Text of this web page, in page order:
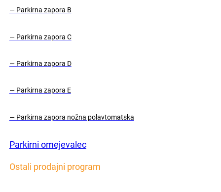
— Parkirna zapora B
— Parkirna zapora C
— Parkirna zapora D
— Parkirna zapora E
— Parkirna zapora nožna polavtomatska
Parkirni omejevalec
Ostali prodajni program